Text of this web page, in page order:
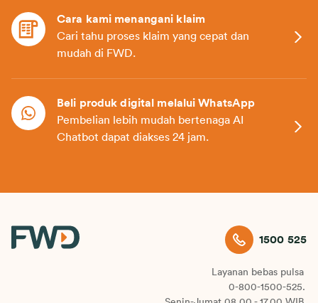
Cara kami menangani klaim
Cari tahu proses klaim yang cepat dan
mudah di FWD.
Beli produk digital melalui WhatsApp
Pembelian lebih mudah bertenaga AI
Chatbot dapat diakses 24 jam.
1500 525
Layanan bebas pulsa
0-800-1500-525.